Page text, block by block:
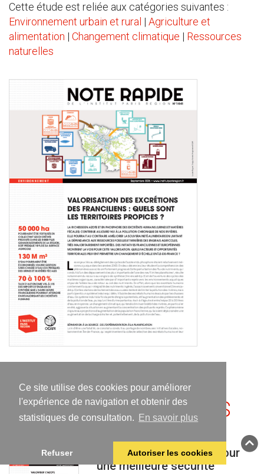
Ce site utilise des cookies pour améliorer
l'expérience de navigation et obtenir des
statistiques de consultation.
En savoir plus
Refuser Autoriser les cookies
Cette étude est reliée aux catégories suivantes :
Environnement urbain et rural | Agriculture et
alimentation | Changement climatique | Ressources
naturelles
ÉTUDES APPARENTÉES
Valoriser l’azote et le
phosphore des urines pour
une meilleure sécurité